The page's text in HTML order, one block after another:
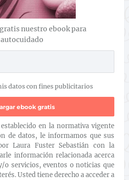
nuestro ebook para
datos con fines publicitarios
en la normativa vigente
de datos, le informamos que sus
Laura Fuster Sebastián con la
información relacionada acerca
o servicios, eventos o noticias que
Usted tiene derecho a acceder a